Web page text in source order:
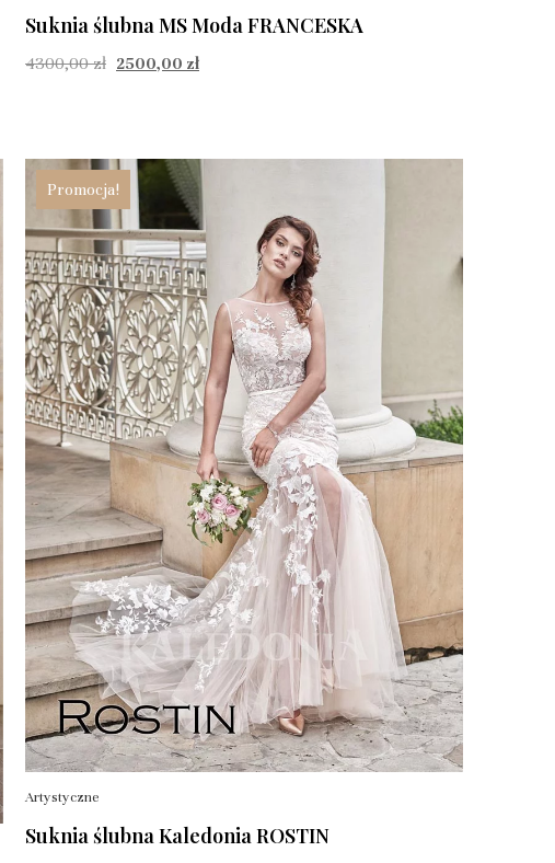
Suknia ślubna MS Moda FRANCESKA
4300,00zł 2500,00 zł
Promocja!
Artystyczne
Suknia ślubna Kaledonia ROSTIN